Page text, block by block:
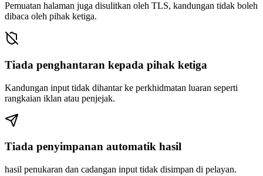
Pemuatan halaman juga disulitkan oleh TLS, kandungan tidak boleh
dibaca oleh pihak ketiga.
Tiada penghantaran kepada pihak ketiga
Kandungan input tidak dihantar ke perkhidmatan luaran seperti
rangkaian iklan atau penjejak.
Tiada penyimpanan automatik hasil
hasil penukaran dan cadangan input tidak disimpan di pelayan.